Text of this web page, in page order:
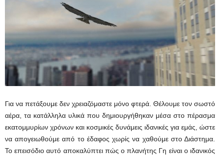
Για να πετάξουμε δεν χρειαζόμαστε μόνο φτερά. Θέλουμε τον σωστό
αέρα, τα κατάλληλα υλικά που δημιουργήθηκαν μέσα στο πέρασμα
εκατομμυρίων χρόνων και κοσμικές δυνάμεις ιδανικές για εμάς, ώστε
να απογειωθούμε από το έδαφος χωρίς να χαθούμε στο Διάστημα.
Το επεισόδιο αυτό αποκαλύπτει πώς ο πλανήτης Γη είναι ο ιδανικός